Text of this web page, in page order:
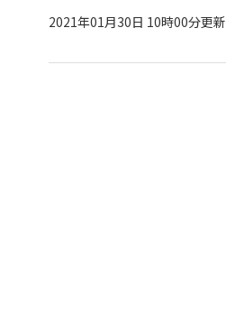
2021年01月30日 10時00分更新